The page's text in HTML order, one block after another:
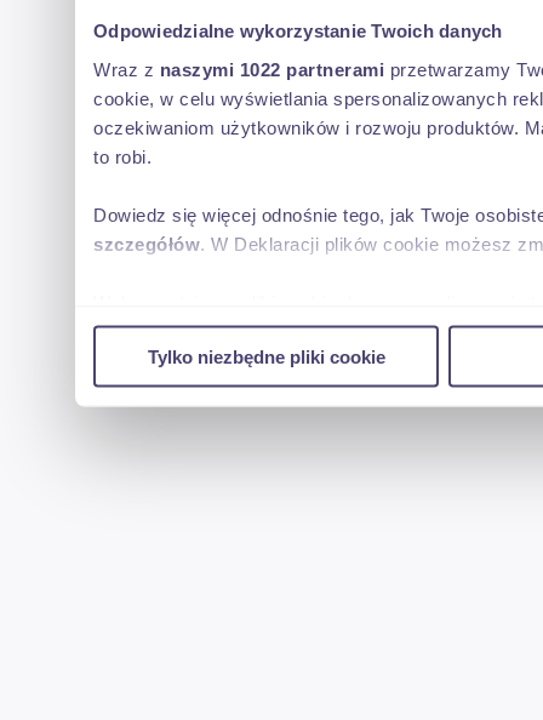
Odpowiedzialne wykorzystanie Twoich danych
Wraz z naszymi 1022 partnerami przetwarzamy
cookie, w celu wyświetlania spersonalizowanych
oczekiwaniom użytkowników i rozwoju produktów.
to robi.
Dowiedz się więcej odnośnie tego, jak Twoje
szczegółów . W Deklaracji plików cookie możesz
w naszej witrynie. Informacje o tym, jak korzystasz
reklamowym i analitycznym. Partnerzy mogą
uzyskanymi podczas korzystania z ich usług.
Tylko niezbędne pliki cookie